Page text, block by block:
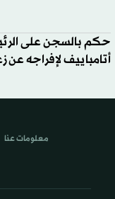
حكم بالسجن على
أتامباييف لإفراجه عن
معلومات عنا